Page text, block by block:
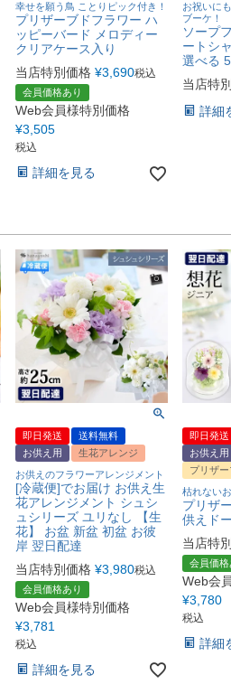
幸せを願う鳥 ことりピック付き！
プリザーブドフラワー ハ
ッピーバード メロディー
クリアケース入り
当店特別価格 ¥3,690税込
会員価格あり
Web会員様特別価格
¥3,505
税込
詳細を見る
お祝いに
ブーケ！
ソープ
ートシ
選べる
当店特
詳細
即日発送
送料無料
お供え用
生花アレンジ
お供えのフラワーアレンジメント
[冷蔵便]でお届け お供え生
花アレンジメント シュシ
ュシリーズ ユリなし 【生
花】 お盆 新盆 初盆 お彼
岸 翌日配達
当店特別価格 ¥3,980税込
会員価格あり
Web会員様特別価格
¥3,781
税込
詳細を見る
即日発送
お供え用
プリザ
枯れない
プリザ
供えド
当店特
会員価格
Web会
¥3,780
税込
詳細